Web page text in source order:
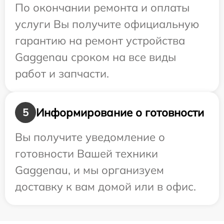
По окончании ремонта и оплаты
услуги Вы получите официальную
гарантию на ремонт устройства
Gaggenau сроком на все виды
работ и запчасти.
5
Информирование о готовности
Вы получите уведомление о
готовности Вашей техники
Gaggenau, и мы организуем
доставку к вам домой или в офис.